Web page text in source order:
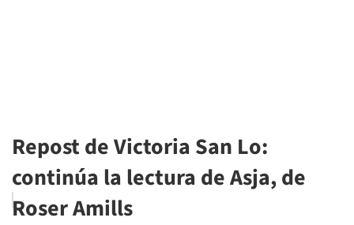
Repost de Victoria San Lo:
continúa la lectura de Asja, de
Roser Amills